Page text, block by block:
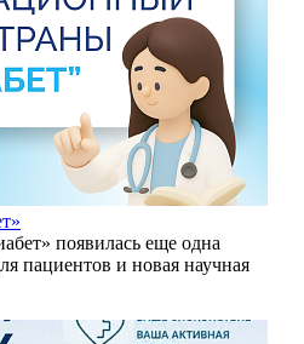
появилась еще одна
пациентов и новая научная